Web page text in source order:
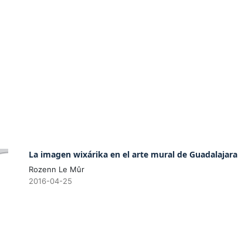
La imagen wixárika en el arte mural de Guadalajara
Rozenn Le Mûr
2016-04-25